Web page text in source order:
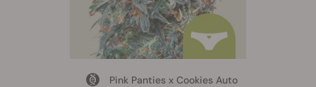
Pink Panties x Cookies Auto